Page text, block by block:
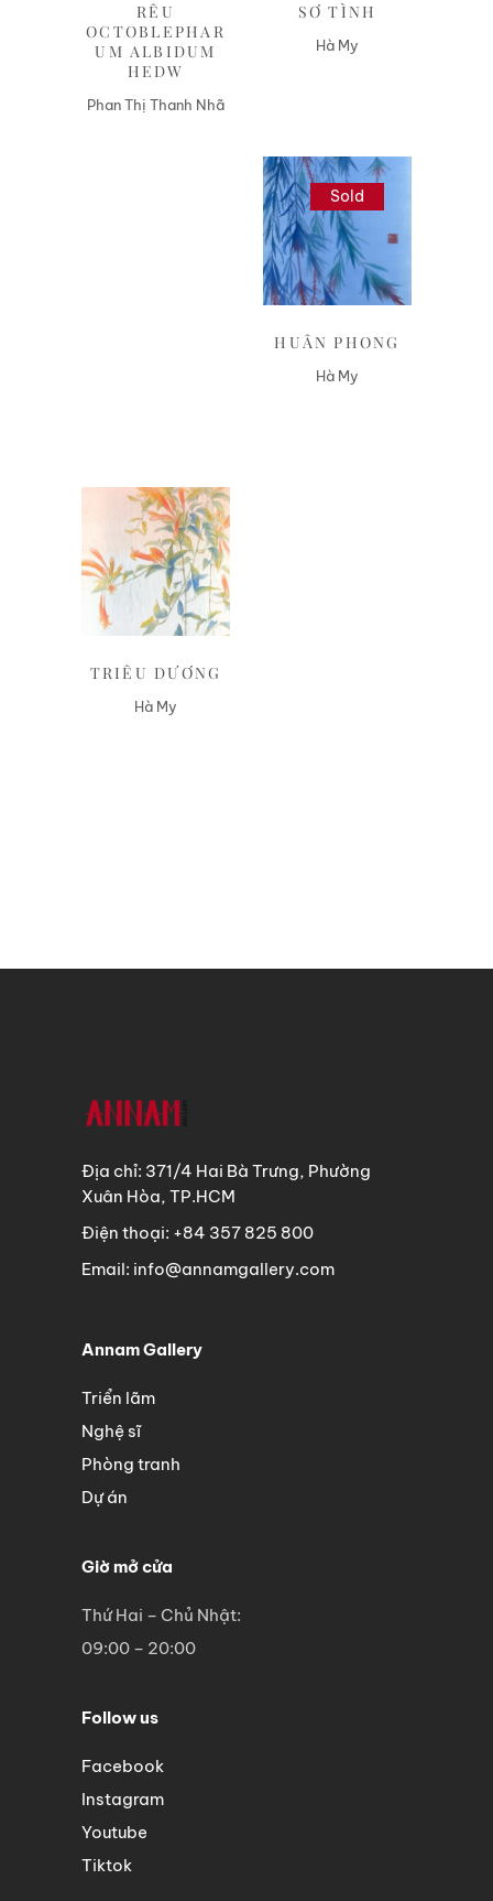
RÊU
OCTOBLEPHAR
UM ALBIDUM
HEDW
Phan Thị Thanh Nhã
SƠ TÌNH
Hà My
Sold
Liên hệ
HUÂN PHONG
Hà My
Liên hệ
TRIÊU DƯƠNG
Hà My
Địa chỉ: 371/4 Hai Bà Trưng, Phường
Xuân Hòa, TP.HCM
Điện thoại: +84 357 825 800
Email: info@annamgallery.com
Annam Gallery
Triển lãm
Nghệ sĩ
Phòng tranh
Dự án
Giờ mở cửa
Thứ Hai – Chủ Nhật:
09:00 – 20:00
Follow us
Facebook
Instagram
Youtube
Tiktok